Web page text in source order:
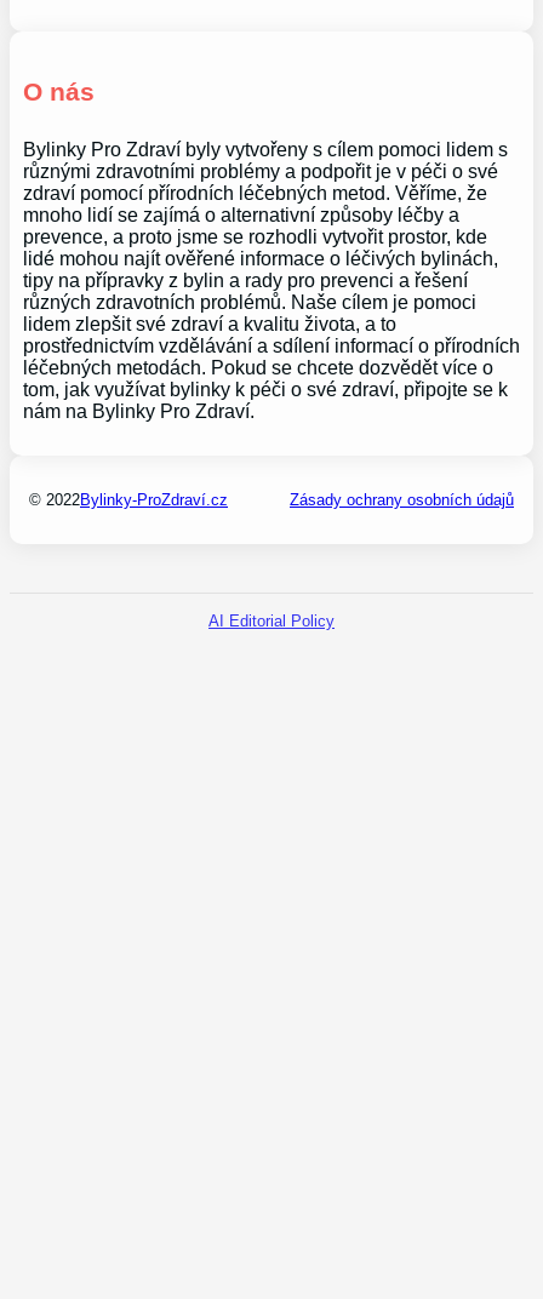
O nás
Bylinky Pro Zdraví byly vytvořeny s cílem pomoci lidem s
různými zdravotními problémy a podpořit je v péči o své
zdraví pomocí přírodních léčebných metod. Věříme, že
mnoho lidí se zajímá o alternativní způsoby léčby a
prevence, a proto jsme se rozhodli vytvořit prostor, kde
lidé mohou najít ověřené informace o léčivých bylinách,
tipy na přípravky z bylin a rady pro prevenci a řešení
různých zdravotních problémů. Naše cílem je pomoci
lidem zlepšit své zdraví a kvalitu života, a to
prostřednictvím vzdělávání a sdílení informací o přírodních
léčebných metodách. Pokud se chcete dozvědět více o
tom, jak využívat bylinky k péči o své zdraví, připojte se k
nám na Bylinky Pro Zdraví.
© 2022Bylinky-ProZdraví.cz Zásady ochrany osobních údajů
AI Editorial Policy